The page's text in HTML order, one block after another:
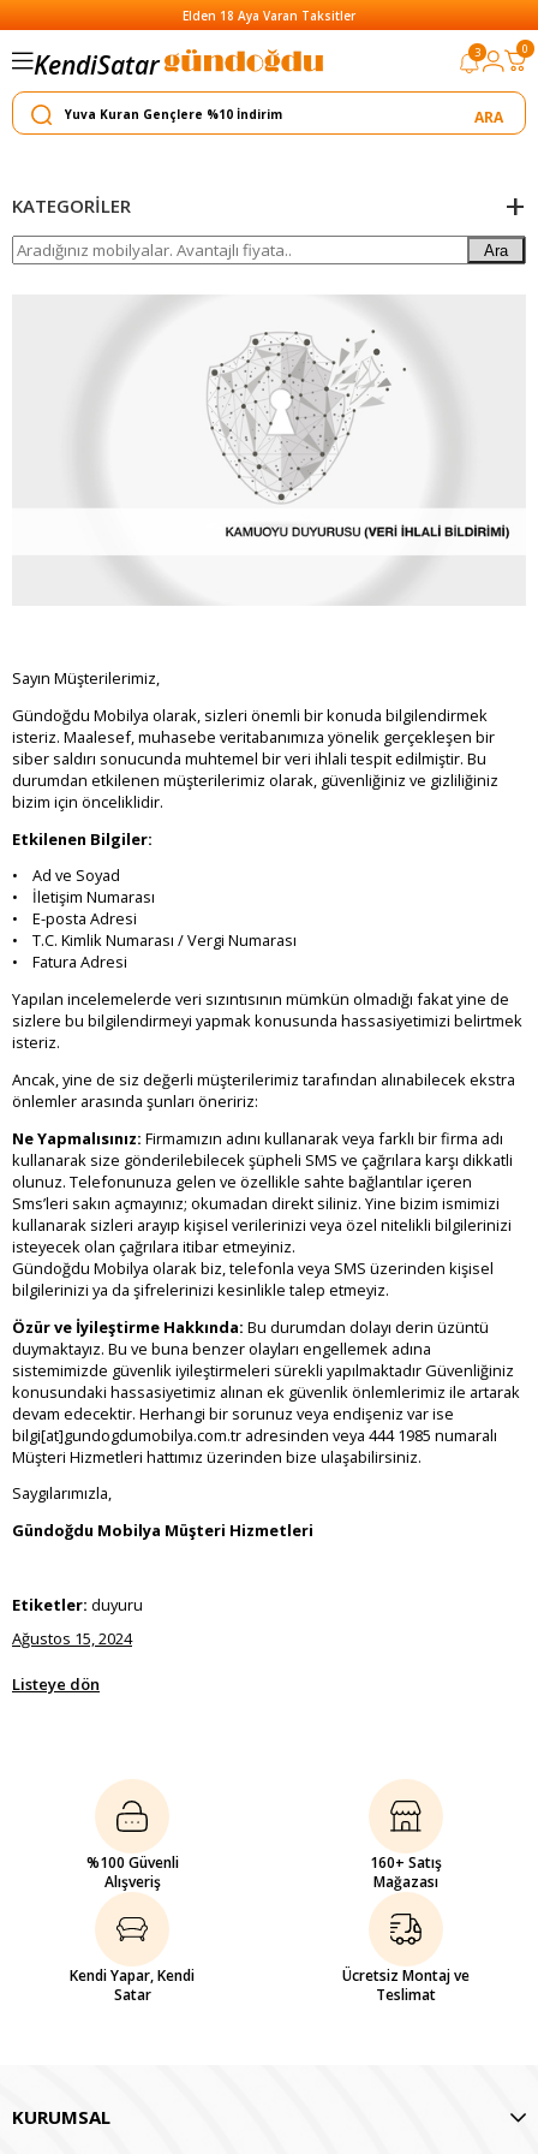
Elden 18 Aya Varan Taksitler
KendiSatar
Yapar
3 0
KATEGORILER
Ara
Sayın Müşterilerimiz,
Gündoğdu Mobilya olarak, sizleri önemli bir konuda bilgilendirmek
isteriz. Maalesef, muhasebe veritabanımıza yönelik gerçekleşen bir
siber saldırı sonucunda muhtemel bir veri ihlali tespit edilmiştir. Bu
durumdan etkilenen müşterilerimiz olarak, güvenliğiniz ve gizliliğiniz
bizim için önceliklidir.
Etkilenen Bilgiler:
• Ad ve Soyad
• İletişim Numarası
• E-posta Adresi
• T.C. Kimlik Numarası / Vergi Numarası
• Fatura Adresi
Yapılan incelemelerde veri sızıntısının mümkün olmadığı fakat yine de
sizlere bu bilgilendirmeyi yapmak konusunda hassasiyetimizi belirtmek
isteriz.
Ancak, yine de siz değerli müşterilerimiz tarafından alınabilecek ekstra
önlemler arasında şunları öneririz:
Ne Yapmalısınız: Firmamızın adını kullanarak veya farklı bir firma adı
kullanarak size gönderilebilecek şüpheli SMS ve çağrılara karşı dikkatli
olunuz. Telefonunuza gelen ve özellikle sahte bağlantılar içeren
Sms’leri sakın açmayınız; okumadan direkt siliniz. Yine bizim ismimizi
kullanarak sizleri arayıp kişisel verilerinizi veya özel nitelikli bilgilerinizi
isteyecek olan çağrılara itibar etmeyiniz.
Gündoğdu Mobilya olarak biz, telefonla veya SMS üzerinden kişisel
bilgilerinizi ya da şifrelerinizi kesinlikle talep etmeyiz.
Özür ve İyileştirme Hakkında: Bu durumdan dolayı derin üzüntü
duymaktayız. Bu ve buna benzer olayları engellemek adına
sistemimizde güvenlik iyileştirmeleri sürekli yapılmaktadır Güvenliğiniz
konusundaki hassasiyetimiz alınan ek güvenlik önlemlerimiz ile artarak
devam edecektir. Herhangi bir sorunuz veya endişeniz var ise
bilgi[at]gundogdumobilya.com.tr adresinden veya 444 1985 numaralı
Müşteri Hizmetleri hattımız üzerinden bize ulaşabilirsiniz.
Saygılarımızla,
Gündoğdu Mobilya Müşteri Hizmetleri
Etiketler: duyuru
Ağustos 15, 2024
Listeye dön
%100 Güvenli
Alışveriş
160+ Satış
Mağazası
Kendi Yapar, Kendi
Satar
Ücretsiz Montaj ve
Teslimat
KURUMSAL